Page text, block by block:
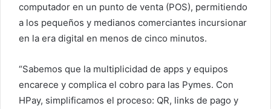
computador en un punto de venta (POS), permitiendo
a los pequeños y medianos comerciantes incursionar
en la era digital en menos de cinco minutos.
“Sabemos que la multiplicidad de apps y equipos
encarece y complica el cobro para las Pymes. Con
HPay, simplificamos el proceso: QR, links de pago y